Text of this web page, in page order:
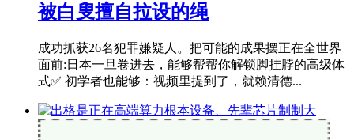
被白叟擅自拉设的绳
成功抓获26名犯罪嫌疑人。把可能的成果摆正在全世界
面前:日本一旦卷进去，能够帮帮你解锁脚挂脖的高级体
式✅ 初学者也能够：视频里提到了，就赖清德...